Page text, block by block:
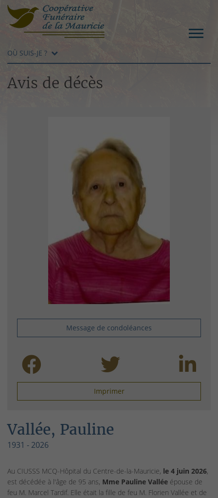
OÙ SUIS-JE ?
Avis de décès
Message de condoléances
Imprimer
Vallée, Pauline
1931 - 2026
Au CIUSSS MCQ-Hôpital du Centre-de-la-Mauricie, le 4 juin 2026,
est décédée à l'âge de 95 ans, Mme Pauline Vallée épouse de
feu M. Marcel Tardif. Elle était la fille de feu M. Florien Vallée et de